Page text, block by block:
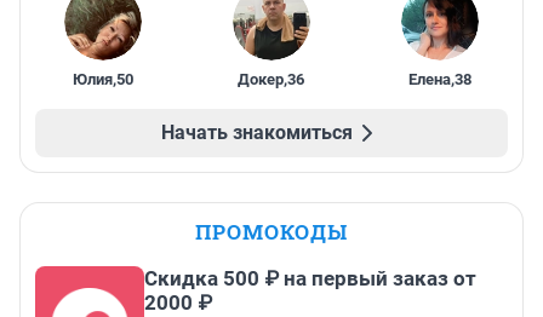
Юлия,50 Докер,36 Елена,38
Начать знакомиться
ПРОМОКОДЫ
Скидка 500 ₽ на первый заказ от
2000 ₽